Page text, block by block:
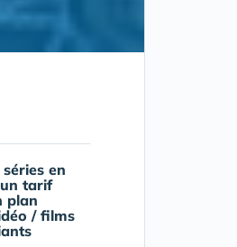
en
tarif
plan
/ films